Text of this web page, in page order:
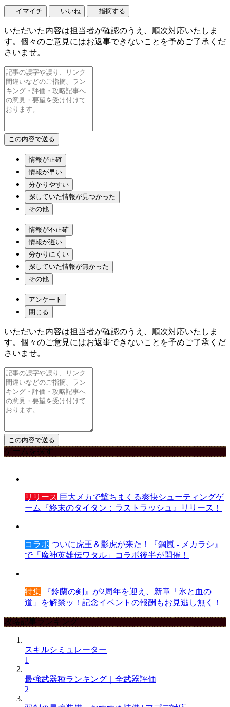
イマイチ いいね 指摘する
いただいた内容は担当者が確認のうえ、順次対応いたしま
す。個々のご意見にはお返事できないことを予めご了承くだ
さいませ。
情報が正確
情報が早い
分かりやすい
探していた情報が見つかった
その他
情報が不正確
情報が遅い
分かりにくい
探していた情報が無かった
その他
アンケート
閉じる
いただいた内容は担当者が確認のうえ、順次対応いたしま
す。個々のご意見にはお返事できないことを予めご了承くだ
さいませ。
ゲームを探す
リリース 巨大メカで撃ちまくる爽快シューティングゲ
ーム『終末のタイタン：ラストラッシュ』リリース！
コラボ ついに虎王＆影虎が来た！『鋼嵐 - メカラシ』
で「魔神英雄伝ワタル」コラボ後半が開催！
特集 『鈴蘭の剣』が2周年を迎え、新章「氷と血の
道」を解禁ッ！記念イベントの報酬もお見逃し無く！
攻略記事ランキング
スキルシミュレーター
1
最強武器種ランキング｜全武器評価
2